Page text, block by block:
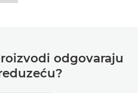
odgovaraju